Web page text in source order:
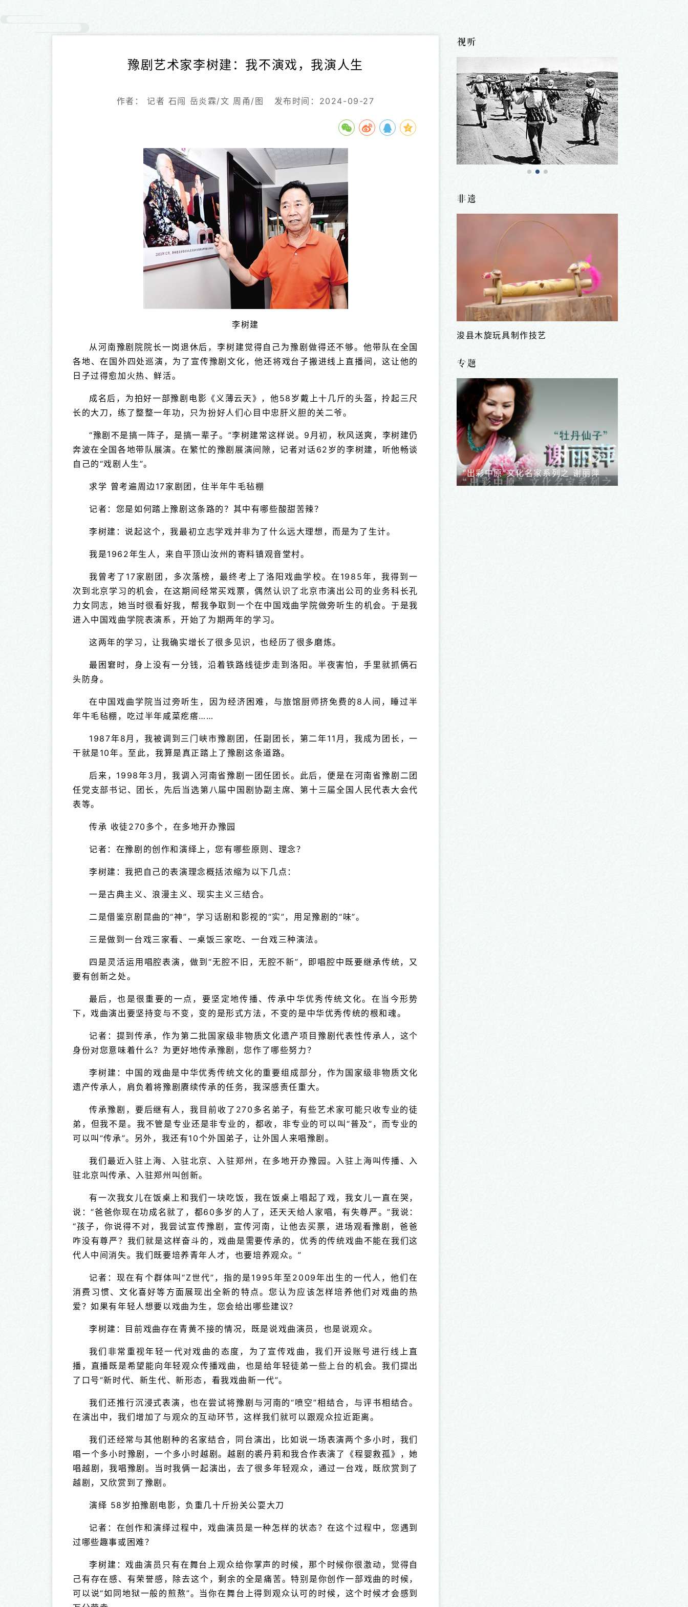
豫剧艺术家李树建：我不演戏，我演人生
作者： 记者 石闯 岳炎霖/文 周甬/图 发布时间：2024-09-27
李树建
从河南豫剧院院长一岗退休后，李树建觉得自己为豫剧做得还不够。他带队在全国
各地、在国外四处巡演，为了宣传豫剧文化，他还将戏台子搬进线上直播间，这让他的
日子过得愈加火热、鲜活。
成名后，为拍好一部豫剧电影《义薄云天》，他58岁戴上十几斤的头盔，拎起三尺
长的大刀，练了整整一年功，只为扮好人们心目中忠肝义胆的关二爷。
“豫剧不是搞一阵子，是搞一辈子。”李树建常这样说。9月初，秋风送爽，李树建仍
奔波在全国各地带队展演。在繁忙的豫剧展演间隙，记者对话62岁的李树建，听他畅谈
自己的“戏剧人生”。
求学 曾考遍周边17家剧团，住半年牛毛毡棚
记者：您是如何踏上豫剧这条路的？其中有哪些酸甜苦辣？
李树建：说起这个，我最初立志学戏并非为了什么远大理想，而是为了生计。
我是1962年生人，来自平顶山汝州的寄料镇观音堂村。
我曾考了17家剧团，多次落榜，最终考上了洛阳戏曲学校。在1985年，我得到一
次到北京学习的机会，在这期间经常买戏票，偶然认识了北京市演出公司的业务科长孔
力女同志，她当时很看好我，帮我争取到一个在中国戏曲学院做旁听生的机会。于是我
进入中国戏曲学院表演系，开始了为期两年的学习。
这两年的学习，让我确实增长了很多见识，也经历了很多磨炼。
最困窘时，身上没有一分钱，沿着铁路线徒步走到洛阳。半夜害怕，手里就抓俩石
头防身。
在中国戏曲学院当过旁听生，因为经济困难，与旅馆厨师挤免费的8人间，睡过半
年牛毛毡棚，吃过半年咸菜疙瘩……
1987年8月，我被调到三门峡市豫剧团，任副团长，第二年11月，我成为团长，一
干就是10年。至此，我算是真正踏上了豫剧这条道路。
后来，1998年3月，我调入河南省豫剧一团任团长。此后，便是在河南省豫剧二团
任党支部书记、团长，先后当选第八届中国剧协副主席、第十三届全国人民代表大会代
表等。
传承 收徒270多个，在多地开办豫园
记者：在豫剧的创作和演绎上，您有哪些原则、理念？
李树建：我把自己的表演理念概括浓缩为以下几点：
一是古典主义、浪漫主义、现实主义三结合。
二是借鉴京剧昆曲的“神”，学习话剧和影视的“实”，用足豫剧的“味”。
三是做到一台戏三家看、一桌饭三家吃、一台戏三种演法。
四是灵活运用唱腔表演，做到“无腔不旧，无腔不新”，即唱腔中既要继承传统，又
要有创新之处。
最后，也是很重要的一点，要坚定地传播、传承中华优秀传统文化。在当今形势
下，戏曲演出要坚持变与不变，变的是形式方法，不变的是中华优秀传统的根和魂。
记者：提到传承，作为第二批国家级非物质文化遗产项目豫剧代表性传承人，这个
身份对您意味着什么？为更好地传承豫剧，您作了哪些努力？
李树建：中国的戏曲是中华优秀传统文化的重要组成部分，作为国家级非物质文化
遗产传承人，肩负着将豫剧赓续传承的任务，我深感责任重大。
传承豫剧，要后继有人，我目前收了270多名弟子，有些艺术家可能只收专业的徒
弟，但我不是。我不管是专业还是非专业的，都收，非专业的可以叫“普及”，而专业的
可以叫“传承”。另外，我还有10个外国弟子，让外国人来唱豫剧。
我们最近入驻上海、入驻北京、入驻郑州，在多地开办豫园。入驻上海叫传播、入
驻北京叫传承、入驻郑州叫创新。
有一次我女儿在饭桌上和我们一块吃饭，我在饭桌上唱起了戏，我女儿一直在哭，
说：“爸爸你现在功成名就了，都60多岁的人了，还天天给人家唱，有失尊严。”我说：
“孩子，你说得不对，我尝试宣传豫剧，宣传河南，让他去买票，进场观看豫剧，爸爸
咋没有尊严？我们就是这样奋斗的，戏曲是需要传承的，优秀的传统戏曲不能在我们这
代人中间消失。我们既要培养青年人才，也要培养观众。”
记者：现在有个群体叫“Z世代”，指的是1995年至2009年出生的一代人，他们在
消费习惯、文化喜好等方面展现出全新的特点。您认为应该怎样培养他们对戏曲的热
爱？如果有年轻人想要以戏曲为生，您会给出哪些建议？
李树建：目前戏曲存在青黄不接的情况，既是说戏曲演员，也是说观众。
我们非常重视年轻一代对戏曲的态度，为了宣传戏曲，我们开设账号进行线上直
播，直播既是希望能向年轻观众传播戏曲，也是给年轻徒弟一些上台的机会。我们提出
了口号“新时代、新生代、新形态，看我戏曲新一代”。
我们还推行沉浸式表演，也在尝试将豫剧与河南的“喷空”相结合，与评书相结合。
在演出中，我们增加了与观众的互动环节，这样我们就可以跟观众拉近距离。
我们还经常与其他剧种的名家结合，同台演出，比如说一场表演两个多小时，我们
唱一个多小时豫剧，一个多小时越剧。越剧的裘丹莉和我合作表演了《程婴救孤》，她
唱越剧，我唱豫剧。当时我俩一起演出，去了很多年轻观众，通过一台戏，既欣赏到了
越剧，又欣赏到了豫剧。
演绎 58岁拍豫剧电影，负重几十斤扮关公耍大刀
记者：在创作和演绎过程中，戏曲演员是一种怎样的状态？在这个过程中，您遇到
过哪些趣事或困难？
李树建：戏曲演员只有在舞台上观众给你掌声的时候，那个时候你很激动，觉得自
己有存在感、有荣誉感，除去这个，剩余的全是痛苦。特别是你创作一部戏曲的时候，
可以说“如同地狱一般的煎熬”。当你在舞台上得到观众认可的时候，这个时候才会感到
视听
非遗
金顶谢花酥梨栽培和加工技艺
专题
“出彩中原”文化名家系列之 苏湲